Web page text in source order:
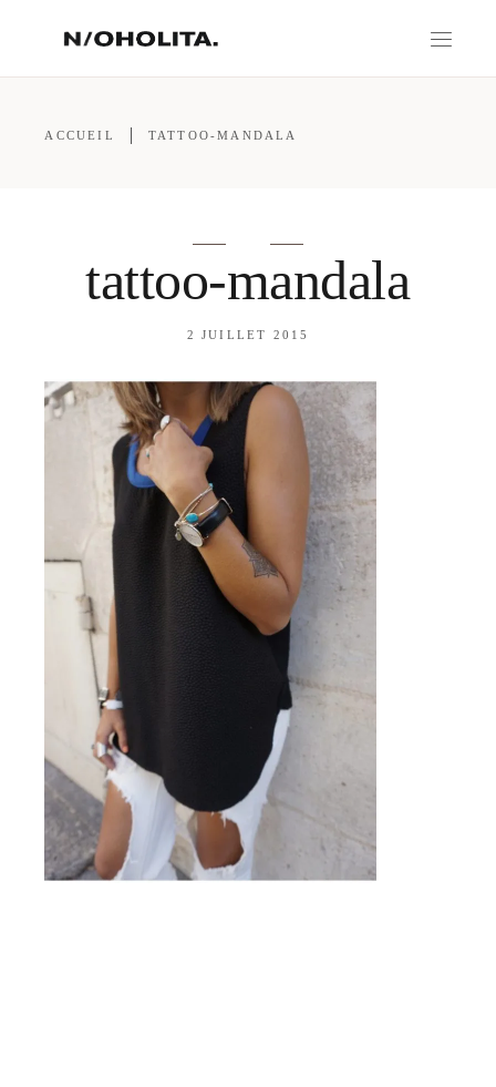
ACCUEIL TATTOO-MANDALA
tattoo-mandala
2 JUILLET 2015